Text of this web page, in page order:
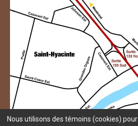
Nous utilisons des témoins (cookies)